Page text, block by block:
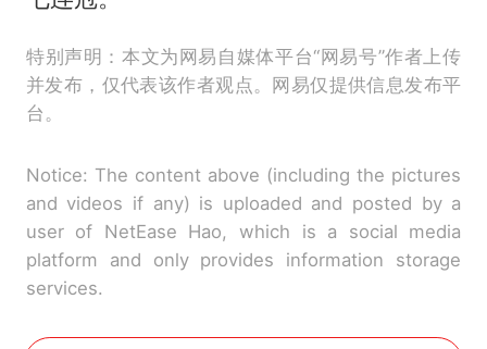
特别声明：本文为网易自媒体平台“网易号”作者上传
并发布，仅代表该作者观点。网易仅提供信息发布平
台。
Notice: The content above (including the pictures
and videos if any) is uploaded and posted by a
user of NetEase Hao, which is a social media
platform and only provides information storage
services.